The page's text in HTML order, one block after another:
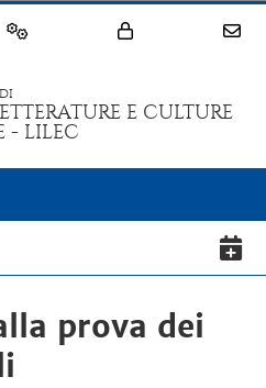
E CULTURE
- LILEC
prova dei